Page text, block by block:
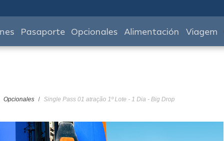
Pasaporte Opcionales Alimentación Viagem
Opcionales Single Pass 01 atração 1º Lote - 1 Dia - Big Drop